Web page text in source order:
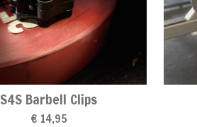
S4S Barbell Clips
€ 14,95